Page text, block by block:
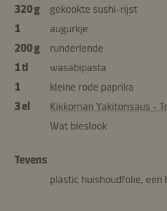
320 g
gekookte sushi-rijst
1
augurkje
200 g
runderlende
1 tl
wasabipasta
1
kleine rode paprika
3 el
Kikkoman Yakitorisaus -
Wat bieslook
Tevens
plastic huishoudfolie,